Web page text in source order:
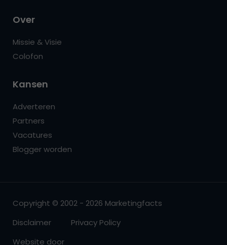
Over
Missie & Visie
Colofon
Kansen
Adverteren
Partners
Vacatures
Blogger worden
Copyright © 2002 - 2026 Marketingfacts
Disclaimer
Privacy Policy
Website door